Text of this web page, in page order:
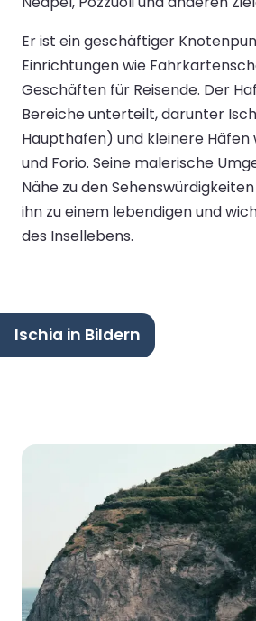
Er ist ein geschäftiger
Einrichtungen wie
Geschäften für Reisende. Der
Bereiche unterteilt, darunter
Haupthafen) und kleinere Häfen
und Forio. Seine malerische
Nähe zu den
ihn zu einem lebendigen und
des Insellebens.
Ischia in Bildern